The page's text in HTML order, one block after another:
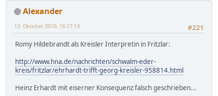
Alexander
#221
13. Oktober 2010, 16:17:13
Romy Hildebrandt als Kreisler Interpretin in Fritzlar:
http://www.hna.de/nachrichten/schwalm-eder-
kreis/fritzlar/ehrhardt-trifft-georg-kreisler-958814.html
Heinz Erhardt mit eiserner Konsequenz falsch geschrieben...